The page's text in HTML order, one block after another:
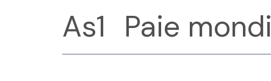
As1 Paie